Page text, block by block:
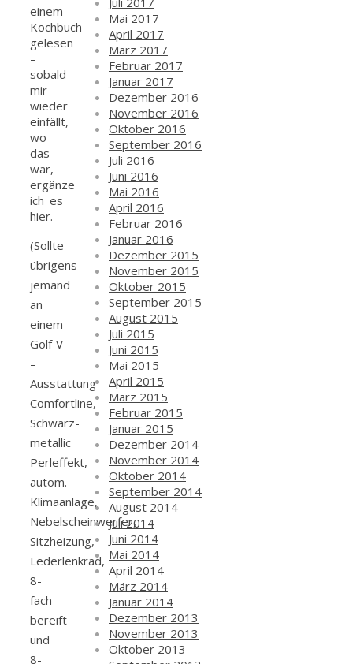
einem
Kochbuch
gelesen
–
sobald
mir
wieder
einfällt,
wo
das
war,
ergänze
ich es
hier.
(Sollte
übrigens
jemand
an
einem
Golf V
–
Ausstattung
Comfortline,
Schwarz-
metallic
Perleffekt,
autom.
Klimaanlage,
Nebelscheinwerfer,
Sitzheizung,
Lederlenkrad,
8-
fach
bereift
und
8-
Mai 2017
April 2017
März 2017
Februar 2017
Januar 2017
Dezember 2016
November 2016
Oktober 2016
September 2016
Juli 2016
Juni 2016
Mai 2016
April 2016
Februar 2016
Januar 2016
Dezember 2015
November 2015
Oktober 2015
September 2015
August 2015
Juli 2015
Juni 2015
Mai 2015
April 2015
März 2015
Februar 2015
Januar 2015
Dezember 2014
November 2014
Oktober 2014
September 2014
August 2014
Juli 2014
Juni 2014
Mai 2014
April 2014
März 2014
Januar 2014
Dezember 2013
November 2013
Oktober 2013